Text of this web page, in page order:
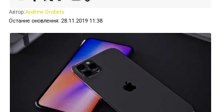
Останнє оновлення: 28.11.2019 11:38
Автор:Andrew Orobets